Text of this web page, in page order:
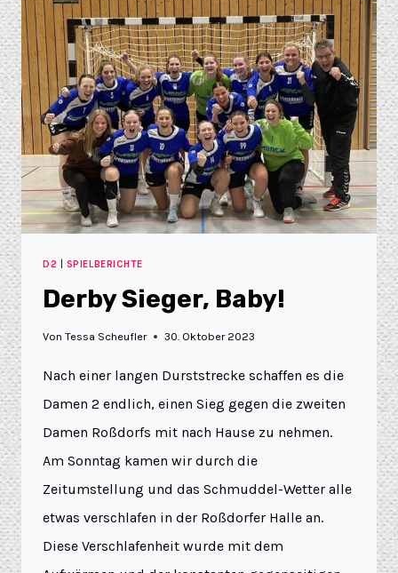
D2 SPIELBERICHTE
Derby Sieger, Baby!
Von Tessa Scheufler 30. Oktober 2023
Nach einer langen Durststrecke schaffen es die
Damen 2 endlich, einen Sieg gegen die zweiten
Damen Roßdorfs mit nach Hause zu nehmen.
Am Sonntag kamen wir durch die
Zeitumstellung und das Schmuddel-Wetter alle
etwas verschlafen in der Roßdorfer Halle an.
Diese Verschlafenheit wurde mit dem